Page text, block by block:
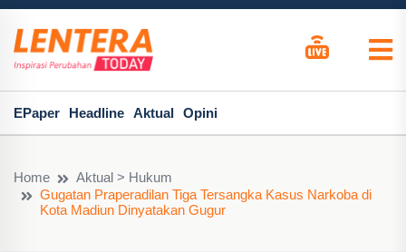
EPaper Headline Aktual Opini
Home
Aktual > Hukum
Gugatan Praperadilan Tiga Tersangka Kasus Narkoba di
Kota Madiun Dinyatakan Gugur